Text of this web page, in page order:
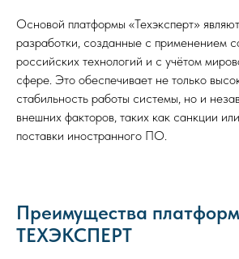
Основой платформы «Техэксперт»
разработки, созданные с применением
российских технологий и с учётом
сфере. Это обеспечивает не только
стабильность работы системы, но и
внешних факторов, таких как санкции
поставки иностранного ПО.
Преимущества
ТЕХЭКСПЕРТ